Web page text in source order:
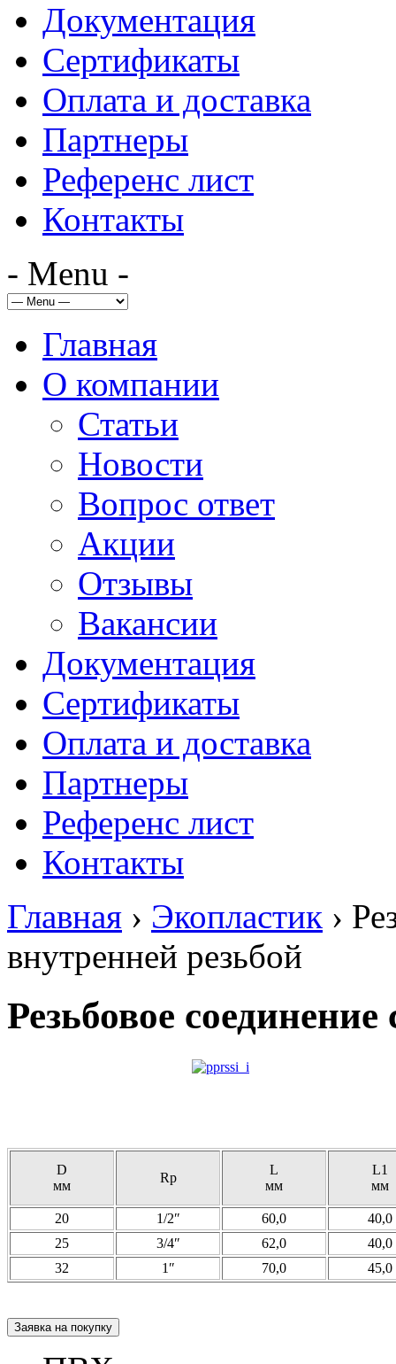
Документация
Сертификаты
Оплата и доставка
Партнеры
Референс лист
Контакты
- Menu -
Главная
О компании
Статьи
Новости
Вопрос ответ
Акции
Отзывы
Вакансии
Документация
Сертификаты
Оплата и доставка
Партнеры
Референс лист
Контакты
Главная › Экопластик ›
внутренней резьбой
Резьбовое
D
мм
Rp
L
мм
L1
мм
20 1/2″ 60,0
40,0
25
3/4″ 62,0
40,0
32
1″ 70,0 45,0
Заявка на покупку